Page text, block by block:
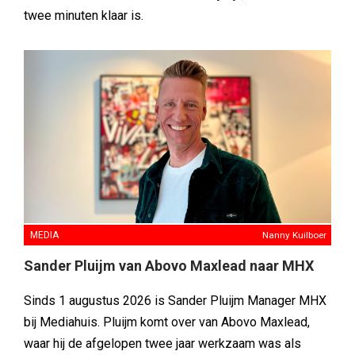
twee minuten klaar is.
MEDIA Nanny Kuilboer
Sander Pluijm van Abovo Maxlead naar MHX
Sinds 1 augustus 2026 is Sander Pluijm Manager MHX
bij Mediahuis. Pluijm komt over van Abovo Maxlead,
waar hij de afgelopen twee jaar werkzaam was als